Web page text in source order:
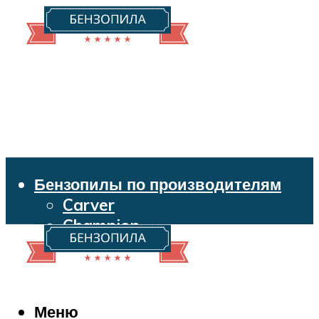
Бензопилы по производителям
Carver
Champion
Echo
Husqvarna
Makita
Меню